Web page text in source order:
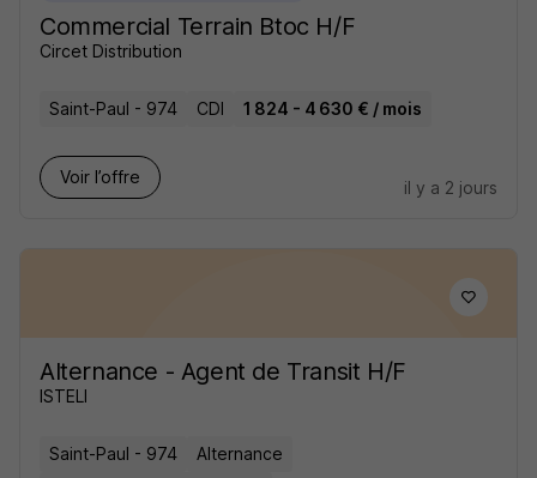
Commercial Terrain Btoc H/F
Circet Distribution
Saint-Paul - 974 CDI 1 824 - 4 630 € / mois
Voir l’offre
il y a 2 jours
Alternance - Agent de Transit H/F
ISTELI
Saint-Paul - 974
Alternance